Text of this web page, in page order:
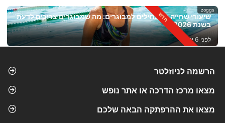
zoggs
שיעורי שחייה למתחילים למבוגרים: מה שמבוגרים צריכים לדעת
בשנת 2026
לפני 6 ימים
הרשמה לניוזלטר
מצאו מרכז הדרכה או אתר נופש
מצאו את ההרפתקה הבאה שלכם